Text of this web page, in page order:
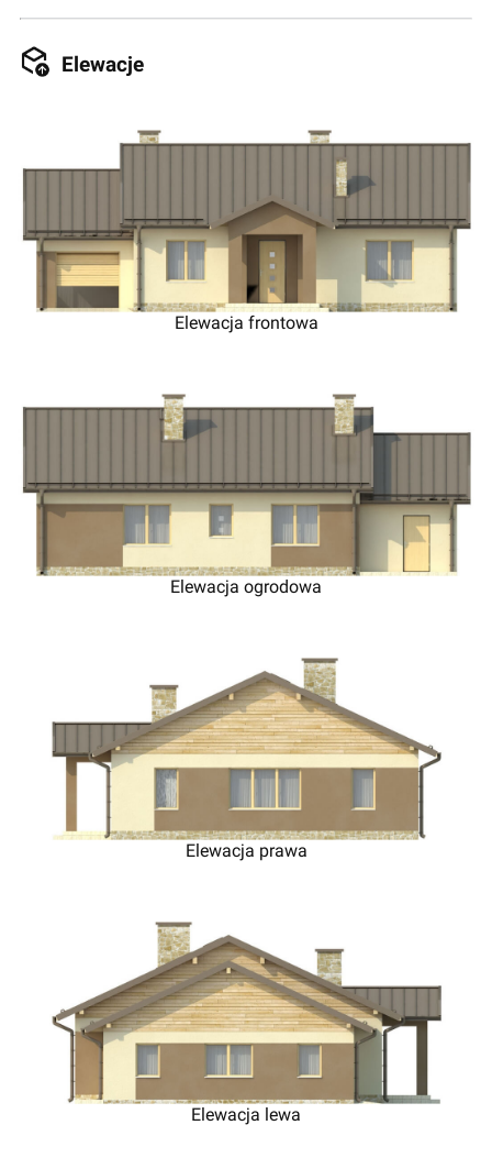
Elewacje
Elewacja frontowa
Elewacja ogrodowa
Elewacja prawa
Elewacja lewa